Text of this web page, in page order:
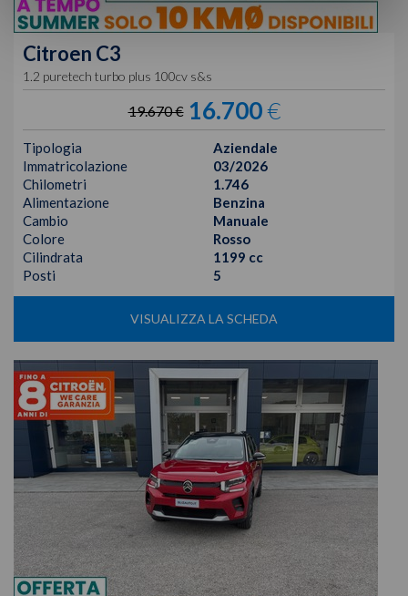
Citroen C3
1.2 puretech turbo plus 100cv s&s
19.670 € 16.700€
Tipologia
Aziendale
Immatricolazione
03/2026
Chilometri
1.746
Alimentazione
Benzina
Cambio
Manuale
Colore
Rosso
Cilindrata
1199 cc
Posti
5
VISUALIZZA LA SCHEDA